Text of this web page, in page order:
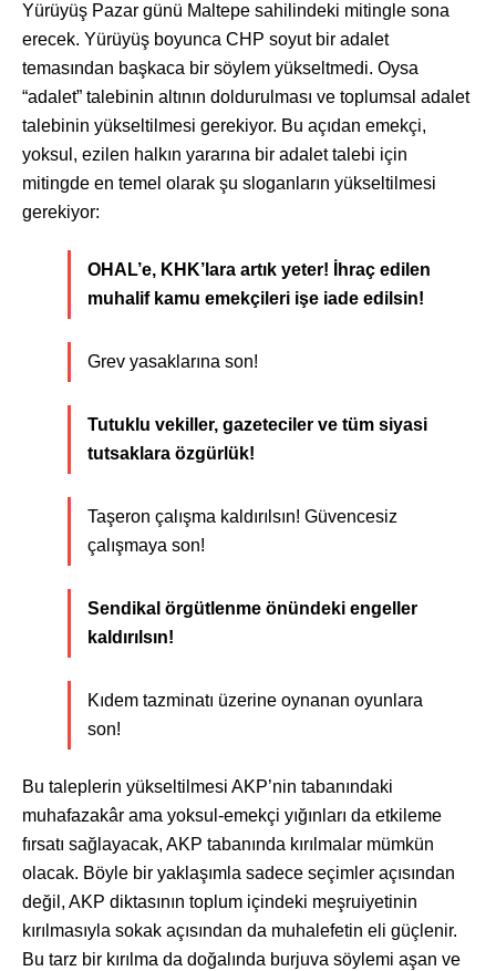
Yürüyüş Pazar günü Maltepe sahilindeki mitingle sona
erecek. Yürüyüş boyunca CHP soyut bir adalet
temasından başkaca bir söylem yükseltmedi. Oysa
“adalet” talebinin altının doldurulması ve toplumsal adalet
talebinin yükseltilmesi gerekiyor. Bu açıdan emekçi,
yoksul, ezilen halkın yararına bir adalet talebi için
mitingde en temel olarak şu sloganların yükseltilmesi
gerekiyor:
OHAL’e, KHK’lara artık yeter! İhraç edilen
muhalif kamu emekçileri işe iade edilsin!
Grev yasaklarına son!
Tutuklu vekiller, gazeteciler ve tüm siyasi
tutsaklara özgürlük!
Taşeron çalışma kaldırılsın! Güvencesiz
çalışmaya son!
Sendikal örgütlenme önündeki engeller
kaldırılsın!
Kıdem tazminatı üzerine oynanan oyunlara
son!
Bu taleplerin yükseltilmesi AKP’nin tabanındaki
muhafazakâr ama yoksul-emekçi yığınları da etkileme
fırsatı sağlayacak, AKP tabanında kırılmalar mümkün
olacak. Böyle bir yaklaşımla sadece seçimler açısından
değil, AKP diktasının toplum içindeki meşruiyetinin
kırılmasıyla sokak açısından da muhalefetin eli güçlenir.
Bu tarz bir kırılma da doğalında burjuva söylemi aşan ve